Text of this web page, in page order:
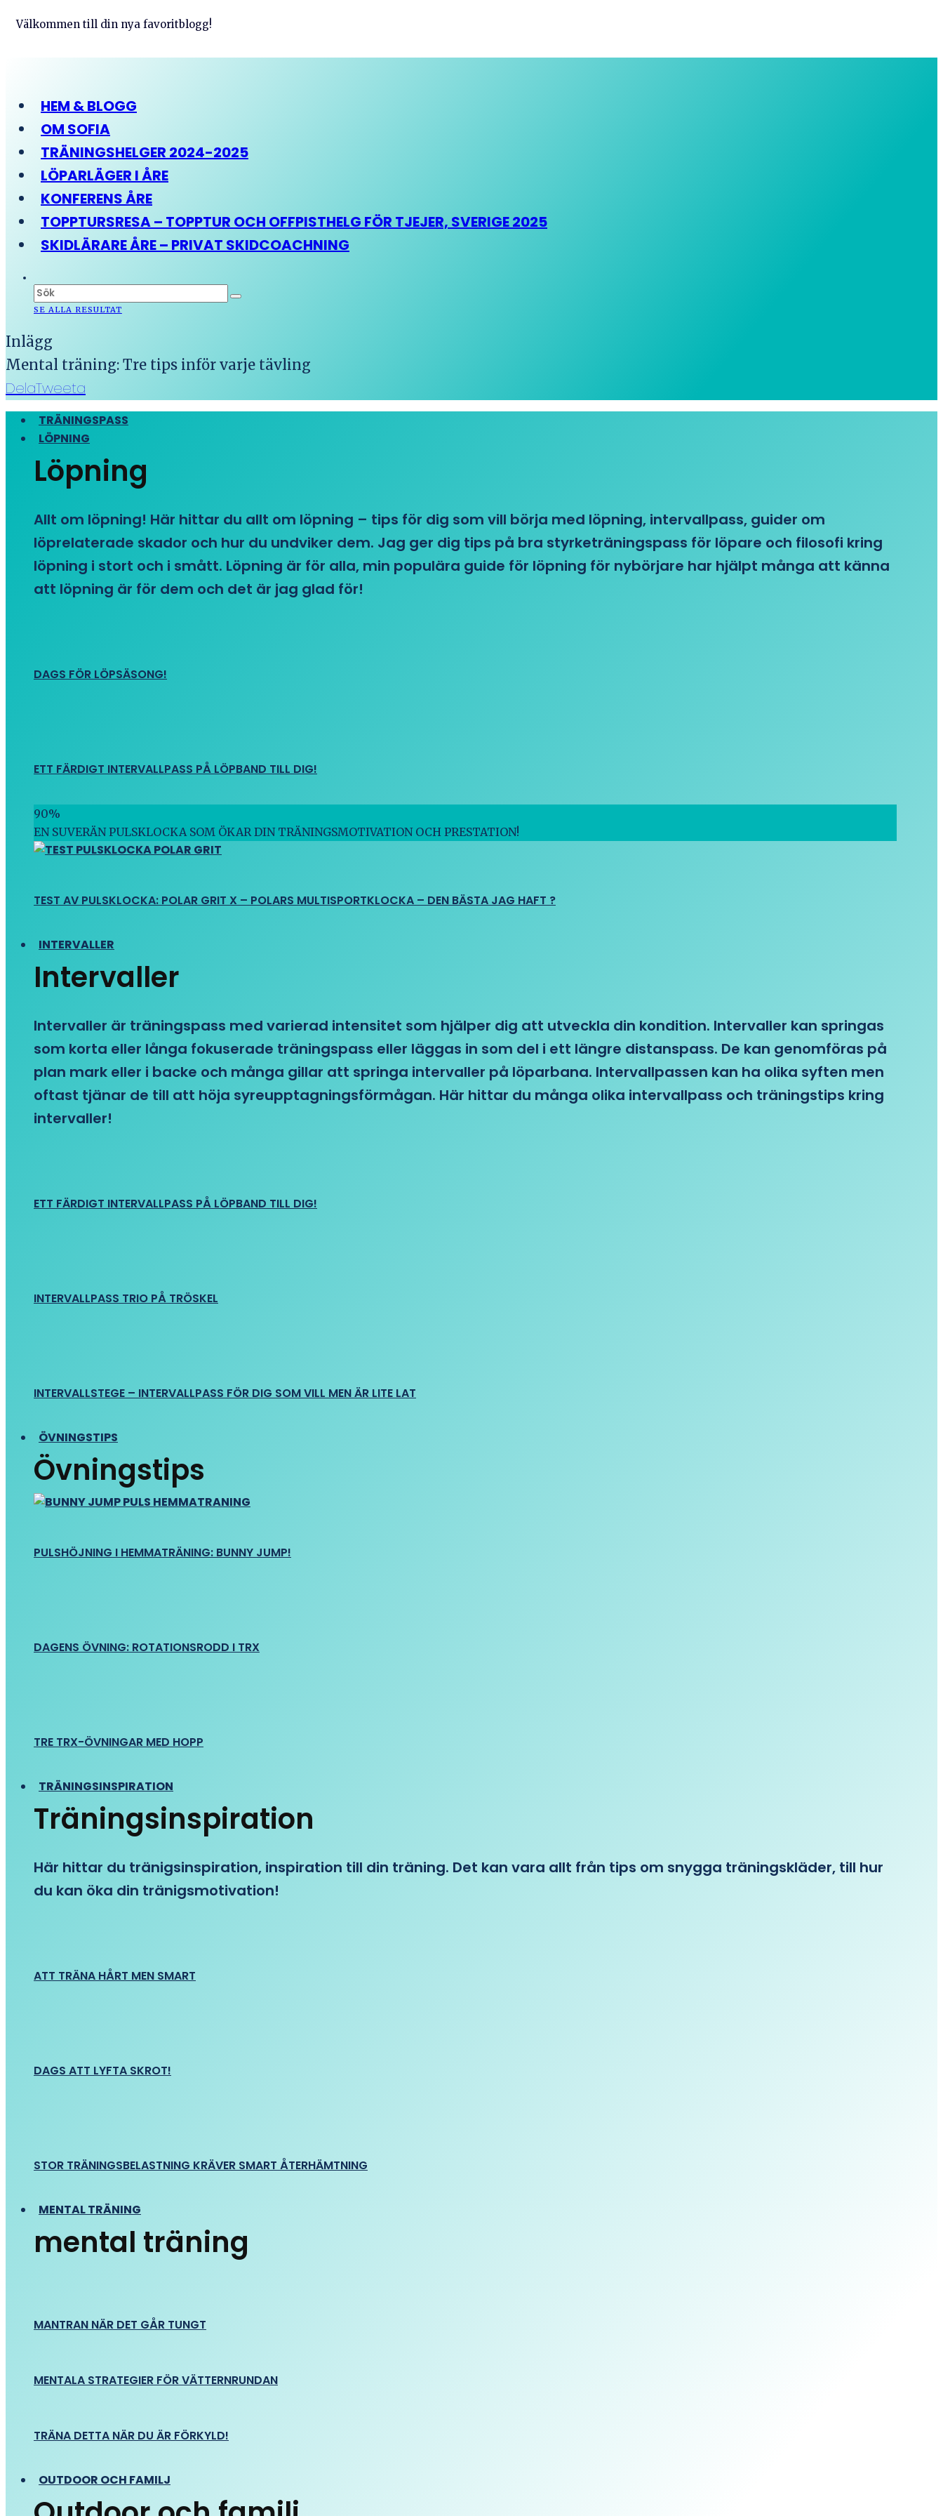
Välkommen till din nya favoritblogg!
HEM & BLOGG
OM SOFIA
TRÄNINGSHELGER 2024-2025
LÖPARLÄGER I ÅRE
KONFERENS ÅRE
TOPPTURSRESA – TOPPTUR OCH OFFPISTHELG FÖR TJEJER, SVERIGE 2025
SKIDLÄRARE ÅRE – PRIVAT SKIDCOACHNING
SE ALLA RESULTAT
Inlägg
Mental träning: Tre tips inför varje tävling
DelaTweeta
TRÄNINGSPASS
LÖPNING
Löpning
Allt om löpning! Här hittar du allt om löpning – tips för dig som vill börja med löpning, intervallpass, guider om
löprelaterade skador och hur du undviker dem. Jag ger dig tips på bra styrketräningspass för löpare och filosofi kring
löpning i stort och i smått. Löpning är för alla, min populära guide för löpning för nybörjare har hjälpt många att känna
att löpning är för dem och det är jag glad för!
DAGS FÖR LÖPSÄSONG!
ETT FÄRDIGT INTERVALLPASS PÅ LÖPBAND TILL DIG!
90%
EN SUVERÄN PULSKLOCKA SOM ÖKAR DIN TRÄNINGSMOTIVATION OCH PRESTATION!
TEST AV PULSKLOCKA: POLAR GRIT X – POLARS MULTISPORTKLOCKA – DEN BÄSTA JAG HAFT ?
INTERVALLER
Intervaller
Intervaller är träningspass med varierad intensitet som hjälper dig att utveckla din kondition. Intervaller kan springas
som korta eller långa fokuserade träningspass eller läggas in som del i ett längre distanspass. De kan genomföras på
plan mark eller i backe och många gillar att springa intervaller på löparbana. Intervallpassen kan ha olika syften men
oftast tjänar de till att höja syreupptagningsförmågan. Här hittar du många olika intervallpass och träningstips kring
intervaller!
ETT FÄRDIGT INTERVALLPASS PÅ LÖPBAND TILL DIG!
INTERVALLPASS TRIO PÅ TRÖSKEL
INTERVALLSTEGE – INTERVALLPASS FÖR DIG SOM VILL MEN ÄR LITE LAT
ÖVNINGSTIPS
Övningstips
PULSHÖJNING I HEMMATRÄNING: BUNNY JUMP!
DAGENS ÖVNING: ROTATIONSRODD I TRX
TRE TRX-ÖVNINGAR MED HOPP
TRÄNINGSINSPIRATION
Träningsinspiration
Här hittar du tränigsinspiration, inspiration till din träning. Det kan vara allt från tips om snygga träningskläder, till hur
du kan öka din tränigsmotivation!
ATT TRÄNA HÅRT MEN SMART
DAGS ATT LYFTA SKROT!
STOR TRÄNINGSBELASTNING KRÄVER SMART ÅTERHÄMTNING
MENTAL TRÄNING
mental träning
MANTRAN NÄR DET GÅR TUNGT
MENTALA STRATEGIER FÖR VÄTTERNRUNDAN
TRÄNA DETTA NÄR DU ÄR FÖRKYLD!
OUTDOOR OCH FAMILJ